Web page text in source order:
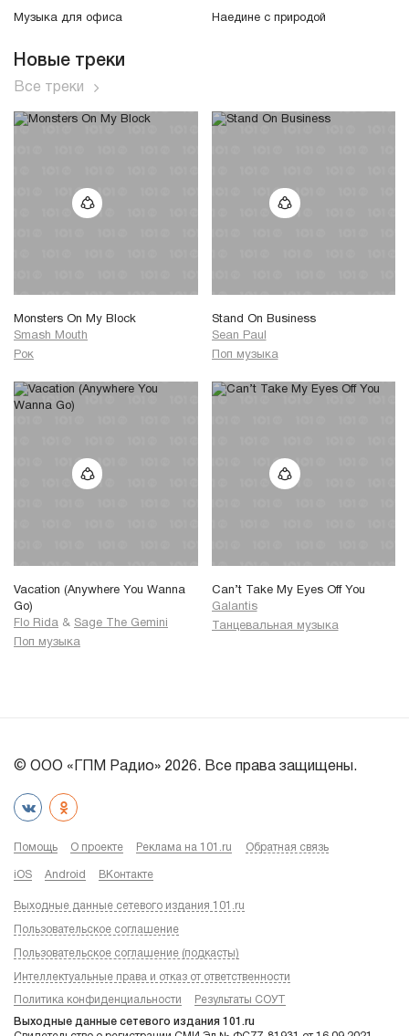
Музыка для офиса Наедине с природой
Новые треки
Все треки
Monsters On My Block
Smash Mouth
Рок
Stand On Business
Sean Paul
Поп музыка
Vacation (Anywhere You Wanna
Go)
Flo Rida & Sage The Gemini
Поп музыка
Can’t Take My Eyes Off You
Galantis
Танцевальная музыка
© ООО «ГПМ Радио» 2026. Все права защищены.
Помощь О проекте Реклама на 101.ru Обратная связь
iOS Android ВКонтакте
Выходные данные сетевого издания 101.ru
Пользовательское соглашение
Пользовательское соглашение (подкасты)
Интеллектуальные права и отказ от ответственности
Политика конфиденциальности Результаты СОУТ
Выходные данные сетевого издания 101.ru